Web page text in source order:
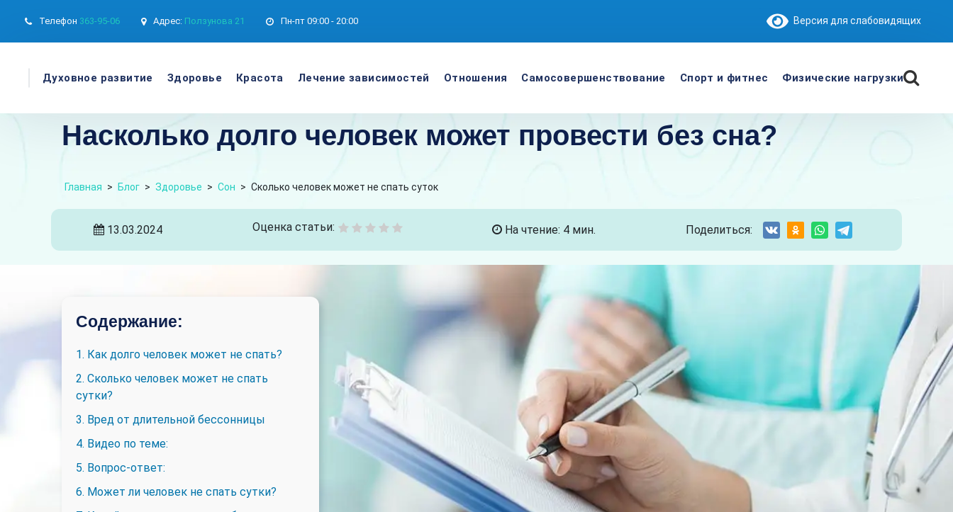
Телефон 363-95-06 Адрес: Ползунова 21 Пн-пт 09:00 - 20:00 Версия для слабовидящих
Духовное развитие Здоровье Красота Лечение зависимостей Отношения Самосовершенствование Спорт и фитнес Физические нагрузки
Насколько долго человек может провести без сна?
Главная > Блог > Здоровье > Сон > Сколько человек может не спать суток
13.03.2024 Оценка статьи: На чтение: 4 мин. Поделиться:
Содержание:
1. Как долго человек может не спать?
2. Сколько человек может не спать
сутки?
3. Вред от длительной бессонницы
4. Видео по теме:
5. Вопрос-ответ:
6. Может ли человек не спать сутки?